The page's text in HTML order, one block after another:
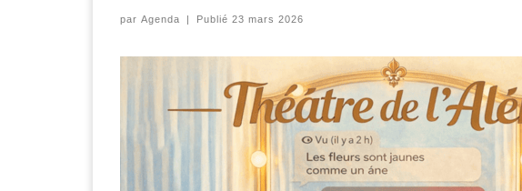
par Agenda | Publié 23 mars 2026